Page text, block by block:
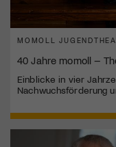
MOMOLL
40 Jahre momoll –
Einblicke in vier
Nachwuchsförderung